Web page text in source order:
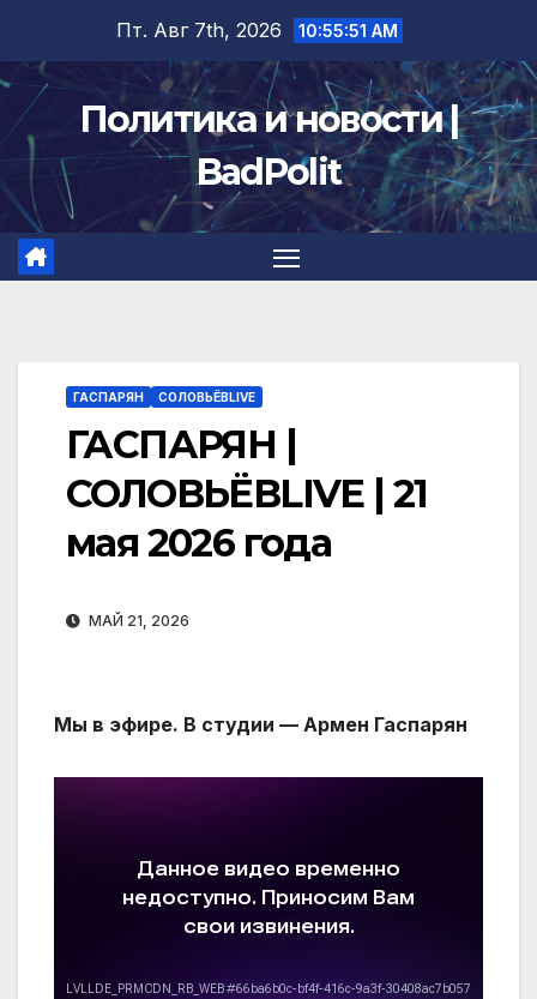
содержимому
Пт. Авг 7th, 2026 10:55:51 AM
Политика и новости |
BadPolit
ГАСПАРЯН СОЛОВЬЁВLIVE
ГАСПАРЯН |
СОЛОВЬЁВLIVE | 21
мая 2026 года
МАЙ 21, 2026
Мы в эфире. В студии — Армен Гаспарян